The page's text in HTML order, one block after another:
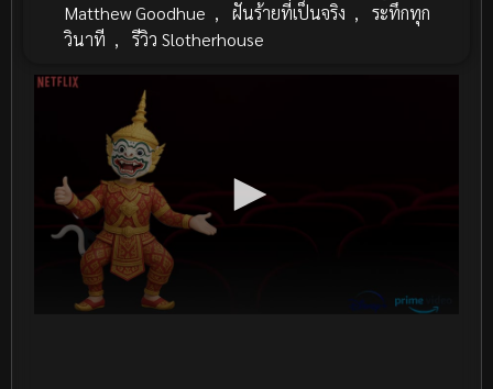
Matthew Goodhue , ฝันร้ายที่เป็นจริง ,
ระทึกทุก
วินาที , รีวิว Slotherhouse